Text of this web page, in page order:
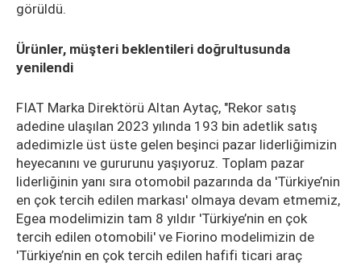
görüldü.
Ürünler, müşteri beklentileri doğrultusunda
yenilendi
FIAT Marka Direktörü Altan Aytaç, "Rekor satış
adedine ulaşılan 2023 yılında 193 bin adetlik satış
adedimizle üst üste gelen beşinci pazar liderliğimizin
heyecanını ve gururunu yaşıyoruz. Toplam pazar
liderliğinin yanı sıra otomobil pazarında da 'Türkiye’nin
en çok tercih edilen markası' olmaya devam etmemiz,
Egea modelimizin tam 8 yıldır 'Türkiye’nin en çok
tercih edilen otomobili' ve Fiorino modelimizin de
'Türkiye’nin en çok tercih edilen hafifi ticari araç